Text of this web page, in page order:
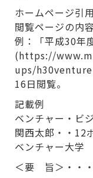
ホームページ引
閲覧ページの内
例：「平成30年
(https://
ups/
16日閲覧。
記載例
ベンチャー・ビ
関西太郎・・12
ベンチャー大学
＜要 旨＞・・